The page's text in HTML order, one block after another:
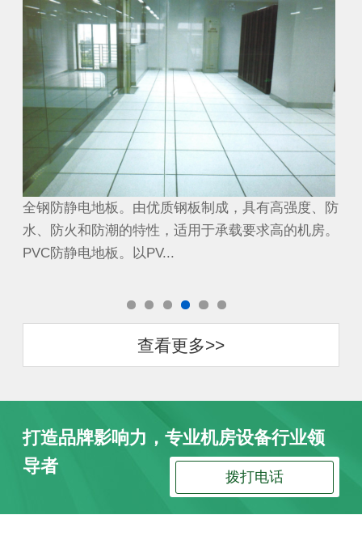
全钢防静电地板。由优质钢板制成，具有高强度、防
水、防火和防潮的特性，适用于承载要求高的机房。
PVC防静电地板。以PV...
查看更多>>
打造品牌影响力，专业机房设备行业领
导者
拨打电话